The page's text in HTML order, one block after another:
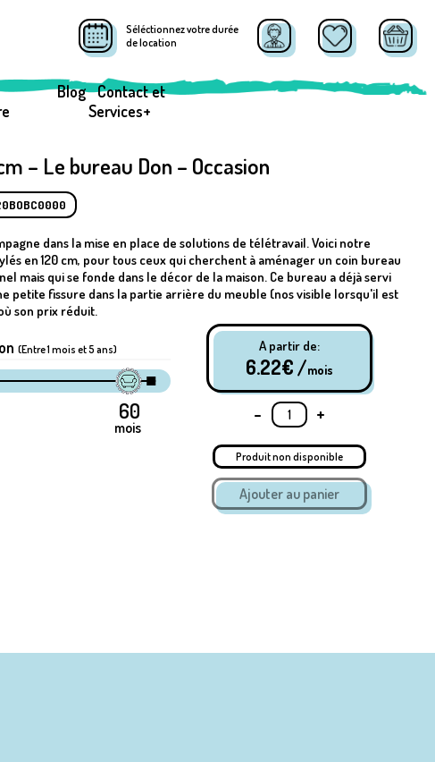
Séléctionnez votre durée
de location
Blog Contact et
Services+
– Le bureau Don – Occasion
dans la mise en place de solutions de télétravail. Voici notre
en 120 cm, pour tous ceux qui cherchent à aménager un coin bureau
mais qui se fonde dans le décor de la maison. Ce bureau a déjà servi
petite fissure dans la partie arrière du meuble (nos visible lorsqu'il est
son prix réduit.
(Entre 1 mois et 5 ans)
mois
A partir de:
6.22€ /mois
- +
Produit non disponible